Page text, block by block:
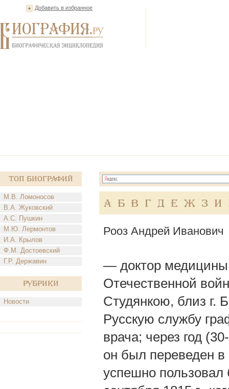
Добавить в избранное
Топ Биографий
М.В. Ломоносов
В.А. Жуковский
А.С. Пушкин
М.Ю. Лермонтов
И.А. Крылов
Ф.М. Достоевский
Г.Р. Державин
Рубрики
Новости
А Б В Г Д Е Ж З И
Рооз Андрей Иванович
— доктор
Отечественной
Студянкою, близ г.
Русскую службу
врача; через год
он был переведен в
успешно пользовал